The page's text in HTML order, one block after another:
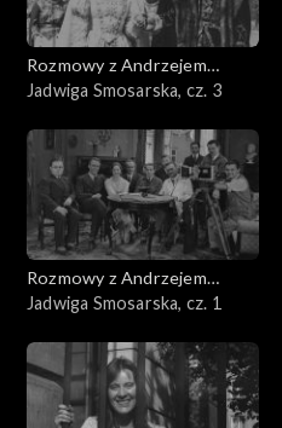
Rozmowy z Andrzejem
Doboszem
Jadwiga Smosarska, cz. 3
Rozmowy z Andrzejem
Doboszem
Jadwiga Smosarska, cz. 1